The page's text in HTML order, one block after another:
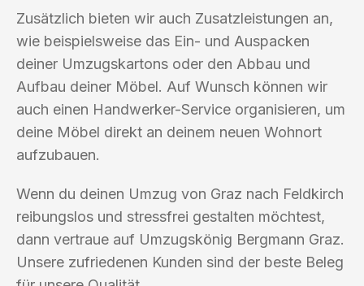
Zusätzlich bieten wir auch Zusatzleistungen an,
wie beispielsweise das Ein- und Auspacken
deiner Umzugskartons oder den Abbau und
Aufbau deiner Möbel. Auf Wunsch können wir
auch einen Handwerker-Service organisieren, um
deine Möbel direkt an deinem neuen Wohnort
aufzubauen.
Wenn du deinen Umzug von Graz nach Feldkirch
reibungslos und stressfrei gestalten möchtest,
dann vertraue auf Umzugskönig Bergmann Graz.
Unsere zufriedenen Kunden sind der beste Beleg